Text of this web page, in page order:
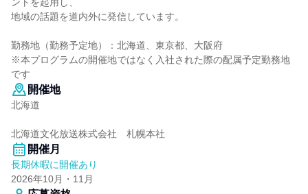
地域の話題を道内外に発信しています。
勤務地（勤務予定地）：北海道、東京都、大阪府
※本プログラムの開催地ではなく入社された際の配属予定勤務地
です
開催地
北海道
北海道文化放送株式会社 札幌本社
開催月
長期休暇に開催あり
2026年10月・11月